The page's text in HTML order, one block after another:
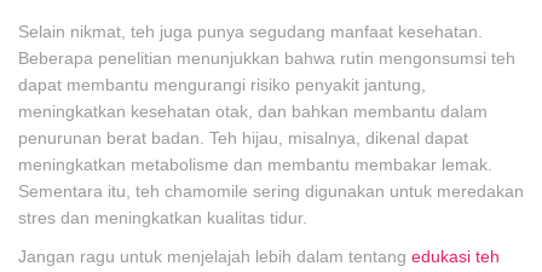
Selain nikmat, teh juga punya segudang manfaat kesehatan.
Beberapa penelitian menunjukkan bahwa rutin mengonsumsi teh
dapat membantu mengurangi risiko penyakit jantung,
meningkatkan kesehatan otak, dan bahkan membantu dalam
penurunan berat badan. Teh hijau, misalnya, dikenal dapat
meningkatkan metabolisme dan membantu membakar lemak.
Sementara itu, teh chamomile sering digunakan untuk meredakan
stres dan meningkatkan kualitas tidur.
Jangan ragu untuk menjelajah lebih dalam tentang edukasi teh